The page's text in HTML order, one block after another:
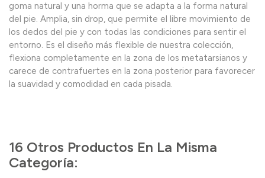
goma natural y una horma que se adapta a la forma natural
del pie. Amplia, sin drop, que permite el libre movimiento de
los dedos del pie y con todas las condiciones para sentir el
entorno. Es el diseño más flexible de nuestra colección,
flexiona completamente en la zona de los metatarsianos y
carece de contrafuertes en la zona posterior para favorecer
la suavidad y comodidad en cada pisada.
16 Otros Productos En La Misma
Categoría: